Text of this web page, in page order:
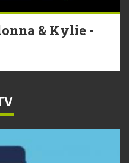
& Kylie -